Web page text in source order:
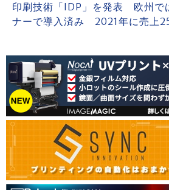
印刷技術「IDP」を発表 欧州で
ナーで導入済み 2021年に売上